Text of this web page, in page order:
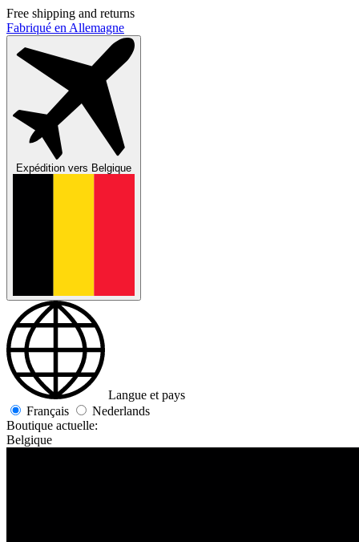
Free shipping and returns
Fabriqué en Allemagne
Expédition vers Belgique
Langue et pays
Français
Nederlands
Boutique actuelle:
Belgique